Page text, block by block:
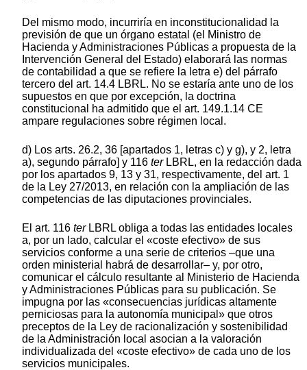
Del mismo modo, incurriría en inconstitucionalidad la
previsión de que un órgano estatal (el Ministro de
Hacienda y Administraciones Públicas a propuesta de la
Intervención General del Estado) elaborará las normas
de contabilidad a que se refiere la letra e) del párrafo
tercero del art. 14.4 LBRL. No se estaría ante uno de los
supuestos en que por excepción, la doctrina
constitucional ha admitido que el art. 149.1.14 CE
ampare regulaciones sobre régimen local.
d) Los arts. 26.2, 36 [apartados 1, letras c) y g), y 2, letra
a), segundo párrafo] y 116 terLBRL, en la redacción dada
por los apartados 9, 13 y 31, respectivamente, del art. 1
de la Ley 27/2013, en relación con la ampliación de las
competencias de las diputaciones provinciales.
El art. 116 ter LBRL obliga a todas las entidades locales
a, por un lado, calcular el «coste efectivo» de sus
servicios conforme a una serie de criterios –que una
orden ministerial habrá de desarrollar– y, por otro,
comunicar el cálculo resultante al Ministerio de Hacienda
y Administraciones Públicas para su publicación. Se
impugna por las «consecuencias jurídicas altamente
perniciosas para la autonomía municipal» que otros
preceptos de la Ley de racionalización y sostenibilidad
de la Administración local asocian a la valoración
individualizada del «coste efectivo» de cada uno de los
servicios municipales.